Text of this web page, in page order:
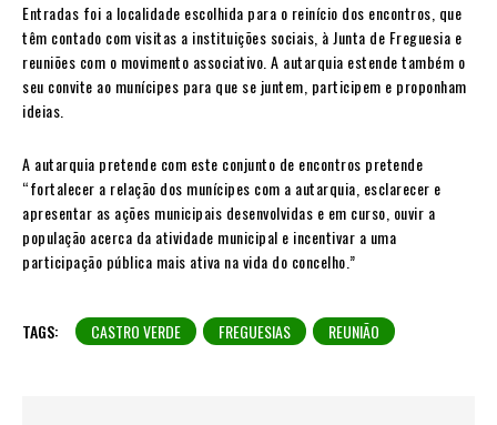
Entradas foi a localidade escolhida para o reinício dos encontros, que
têm contado com visitas a instituições sociais, à Junta de Freguesia e
reuniões com o movimento associativo. A autarquia estende também o
seu convite ao munícipes para que se juntem, participem e proponham
ideias.
A autarquia pretende com este conjunto de encontros pretende
“fortalecer a relação dos munícipes com a autarquia, esclarecer e
apresentar as ações municipais desenvolvidas e em curso, ouvir a
população acerca da atividade municipal e incentivar a uma
participação pública mais ativa na vida do concelho.”
TAGS: CASTRO VERDE FREGUESIAS REUNIÃO